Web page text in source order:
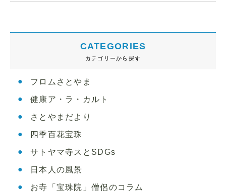
CATEGORIES
カテゴリーから探す
フロムさとやま
健康ア・ラ・カルト
さとやまだより
四季百花宝珠
サトヤマ寺スとSDGs
日本人の風景
お寺「宝珠院」僧侶のコラム